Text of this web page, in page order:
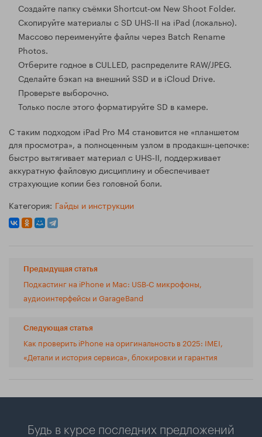
Создайте папку съёмки Shortcut‑ом New Shoot Folder.
Скопируйте материалы с SD UHS‑II на iPad (локально).
Массово переименуйте файлы через Batch Rename
Photos.
Отберите годное в CULLED, распределите RAW/JPEG.
Сделайте бэкап на внешний SSD и в iCloud Drive.
Проверьте выборочно.
Только после этого форматируйте SD в камере.
С таким подходом iPad Pro M4 становится не «планшетом
для просмотра», а полноценным узлом в продакшн‑цепочке:
быстро вытягивает материал с UHS‑II, поддерживает
аккуратную файловую дисциплину и обеспечивает
страхующие копии без головной боли.
Категория: Гайды и инструкции
Предыдущая статья
Подкастинг на iPhone и Mac: USB‑C микрофоны,
аудиоинтерфейсы и GarageBand
Следующая статья
Как проверить iPhone на оригинальность в 2025: IMEI,
«Детали и история сервиса», блокировки и гарантия
Будь в курсе последних предложений